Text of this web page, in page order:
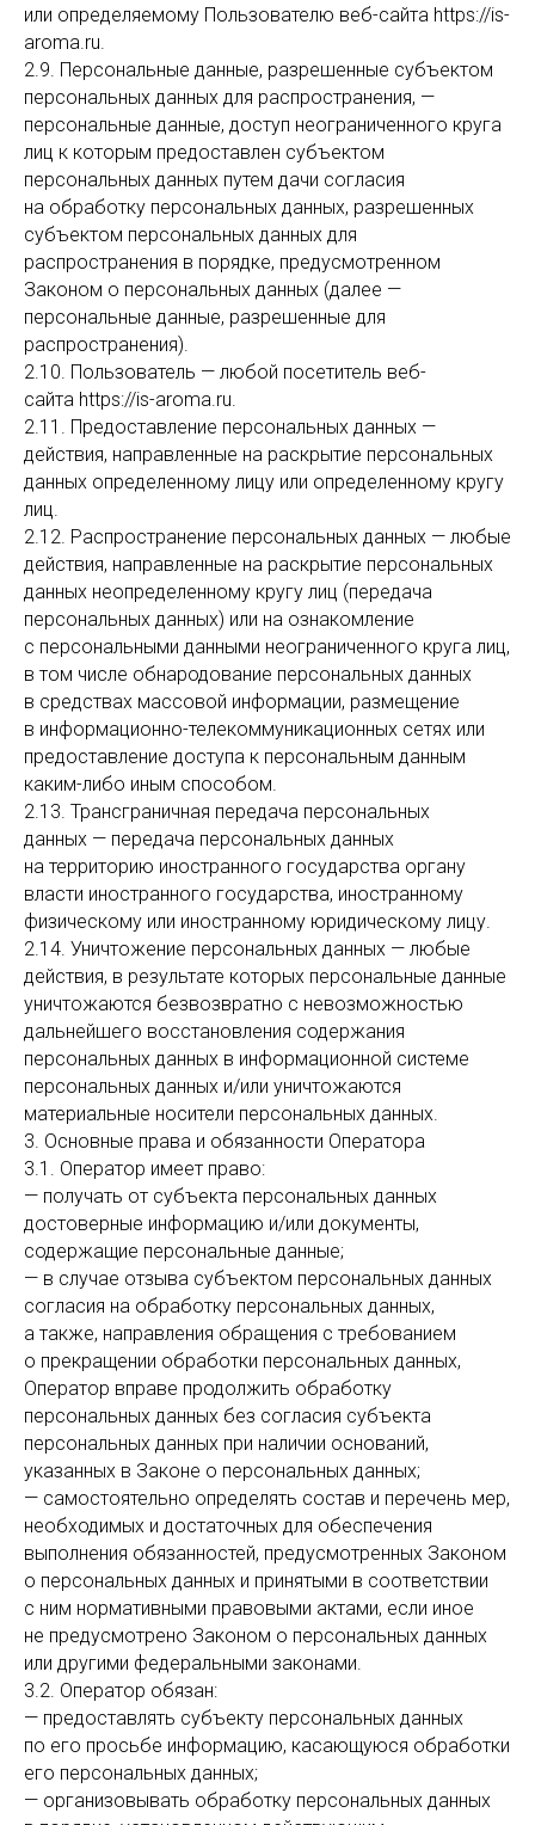
или определяемому Пользователю веб-сайта https://is-
aroma.ru.
2.9. Персональные данные, разрешенные субъектом
персональных данных для распространения, —
персональные данные, доступ неограниченного круга
лиц к которым предоставлен субъектом
персональных данных путем дачи согласия
на обработку персональных данных, разрешенных
субъектом персональных данных для
распространения в порядке, предусмотренном
Законом о персональных данных (далее —
персональные данные, разрешенные для
распространения).
2.10. Пользователь — любой посетитель веб-
сайта https://is-aroma.ru.
2.11. Предоставление персональных данных —
действия, направленные на раскрытие персональных
данных определенному лицу или определенному кругу
лиц.
2.12. Распространение персональных данных — любые
действия, направленные на раскрытие персональных
данных неопределенному кругу лиц (передача
персональных данных) или на ознакомление
с персональными данными неограниченного круга лиц,
в том числе обнародование персональных данных
в средствах массовой информации, размещение
в информационно-телекоммуникационных сетях или
предоставление доступа к персональным данным
каким-либо иным способом.
2.13. Трансграничная передача персональных
данных — передача персональных данных
на территорию иностранного государства органу
власти иностранного государства, иностранному
физическому или иностранному юридическому лицу.
2.14. Уничтожение персональных данных — любые
действия, в результате которых персональные данные
уничтожаются безвозвратно с невозможностью
дальнейшего восстановления содержания
персональных данных в информационной системе
персональных данных и/или уничтожаются
материальные носители персональных данных.
3. Основные права и обязанности Оператора
3.1. Оператор имеет право:
— получать от субъекта персональных данных
достоверные информацию и/или документы,
содержащие персональные данные;
— в случае отзыва субъектом персональных данных
согласия на обработку персональных данных,
а также, направления обращения с требованием
о прекращении обработки персональных данных,
Оператор вправе продолжить обработку
персональных данных без согласия субъекта
персональных данных при наличии оснований,
указанных в Законе о персональных данных;
— самостоятельно определять состав и перечень мер,
необходимых и достаточных для обеспечения
выполнения обязанностей, предусмотренных Законом
о персональных данных и принятыми в соответствии
с ним нормативными правовыми актами, если иное
не предусмотрено Законом о персональных данных
или другими федеральными законами.
3.2. Оператор обязан:
— предоставлять субъекту персональных данных
по его просьбе информацию, касающуюся обработки
его персональных данных;
— организовывать обработку персональных данных